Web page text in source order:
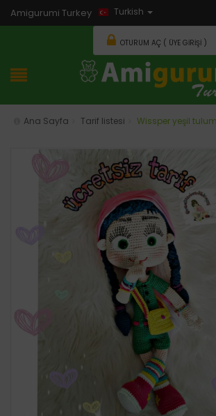
Amigurumi Turkey Turkish
OTURUM AÇ ( ÜYE GIRIŞI )
Ana Sayfa Tarif listesi Wissper yeşil